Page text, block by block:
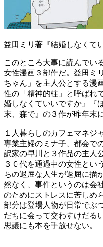
益田ミリ著『結婚しなくて
このところ大事に読んでい
女性漫画３部作だ。益田ミ
ちゃん」を主人公とする漫
性の「精神的柱」と呼ばれ
婚しなくていいですか』『
末、森で』の３作が昨年末
１人暮らしのカフェマネジ
専業主婦のミナ子、都会で
訳家の早川と３作品の主人
３０代を通過中の女性とい
ちの退屈な人生が退屈に描
然なく、事件というのは会
のためにストレスに苦しめ
部分は登場人物が日常でぶ
だちに会って交わすけだる
思議にも本を手放せない。